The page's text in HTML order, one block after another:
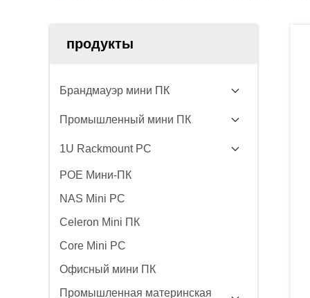
продукты
Брандмауэр мини ПК
Промышленный мини ПК
1U Rackmount PC
POE Мини-ПК
NAS Mini PC
Celeron Mini ПК
Core Mini PC
Офисный мини ПК
Промышленная материнская